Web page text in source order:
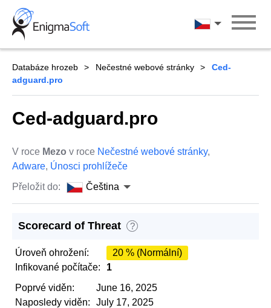
Skip
content
Čeština
Databáze hrozeb Nečestné webové stránky
Ced-
adguard.pro
Ced-adguard.pro
V roce Mezo v roce Nečestné webové stránky,
Adware, Únosci prohlížeče
Přeložit do:
Čeština
Scorecard of Threat ?
Úroveň ohrožení:
20 % (Normální)
Infikované počítače:
1
Poprvé viděn:
June 16, 2025
Naposledy viděn:
July 17, 2025